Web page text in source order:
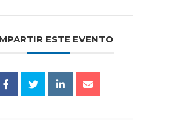
ESTE EVENTO